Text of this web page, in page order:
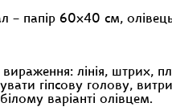
– папір 60х40 см,
вираження: лінія, штрих,
гіпсову голову,
варіанті олівцем.